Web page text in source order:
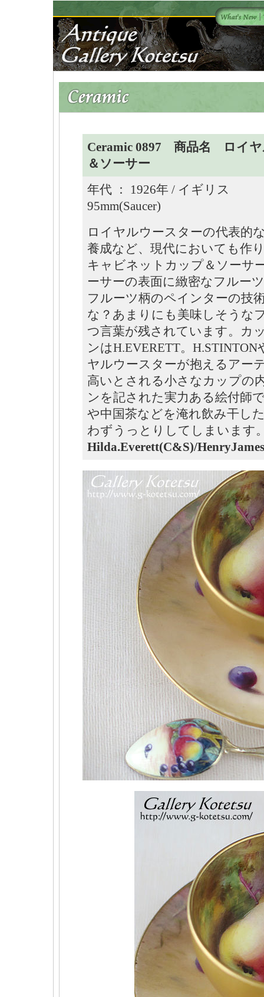
Ceramic 0897 商品名 ロイヤ
＆ソーサー
年代 ： 1926年 / イギリス
95mm(Saucer)
ロイヤルウースターの代表的
養成など、現代においても作
キャビネットカップ＆ソーサ
ーサーの表面に緻密なフルー
フルーツ柄のペインターの技
な？あまりにも美味しそうな
つ言葉が残されています。カ
ンはH.EVERETT。
ヤルウースターが抱えるアー
高いとされる小さなカップの
ンを記された実力ある絵付師
や中国茶などを淹れ飲み干し
わずうっとりしてしまいます
Hilda.Everett(C&S)/